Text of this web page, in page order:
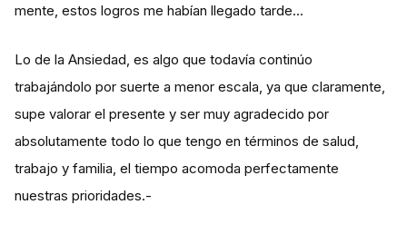
mente, estos logros me habían llegado tarde...
Lo de la Ansiedad, es algo que todavía continúo
trabajándolo por suerte a menor escala, ya que claramente,
supe valorar el presente y ser muy agradecido por
absolutamente todo lo que tengo en términos de salud,
trabajo y familia, el tiempo acomoda perfectamente
nuestras prioridades.-